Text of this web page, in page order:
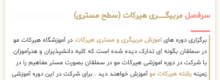
سرفصلمربیگــــــــری هیرکات (سطح مستری)
برگزاری دوره های اموزش مربیگری و مستری هیرکات در آموزشگاه هیرکات مو
در سملقان بگونه ای تدارک دیده شده است که کلیه دانشپذیران و هنرآموزان
با شرکت در دوره اموزشی هیرکات مو در سملقان بصورت مستر مفاهیم را در
زمینه رشته هیرکات موآموزش خواهند دید . برای شرکت در این دوره آموزشی